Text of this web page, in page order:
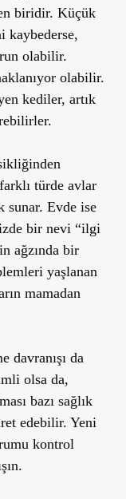
biridir. Küçük
kaybederse,
olabilir.
olabilir.
kediler, artık
türde avlar
sunar. Evde ise
bir nevi “ilgi
ağzında bir
yaşlanan
mamadan
davranışı da
olsa da,
bazı sağlık
edebilir. Yeni
kontrol